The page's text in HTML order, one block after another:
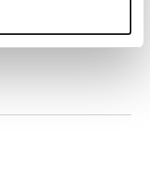
música electrónica,
admiro sobre todo a